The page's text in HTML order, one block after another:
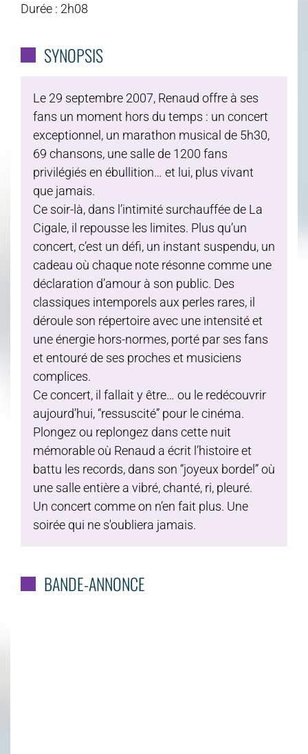
Durée : 2h08
SYNOPSIS
Le 29 septembre 2007, Renaud offre à ses
fans un moment hors du temps : un concert
exceptionnel, un marathon musical de 5h30,
69 chansons, une salle de 1200 fans
privilégiés en ébullition… et lui, plus vivant
que jamais.
Ce soir-là, dans l’intimité surchauffée de La
Cigale, il repousse les limites. Plus qu’un
concert, c’est un défi, un instant suspendu, un
cadeau où chaque note résonne comme une
déclaration d’amour à son public. Des
classiques intemporels aux perles rares, il
déroule son répertoire avec une intensité et
une énergie hors-normes, porté par ses fans
et entouré de ses proches et musiciens
complices.
Ce concert, il fallait y être… ou le redécouvrir
aujourd’hui, “ressuscité” pour le cinéma.
Plongez ou replongez dans cette nuit
mémorable où Renaud a écrit l’histoire et
battu les records, dans son “joyeux bordel” où
une salle entière a vibré, chanté, ri, pleuré.
Un concert comme on n’en fait plus. Une
soirée qui ne s'oubliera jamais.
BANDE-ANNONCE